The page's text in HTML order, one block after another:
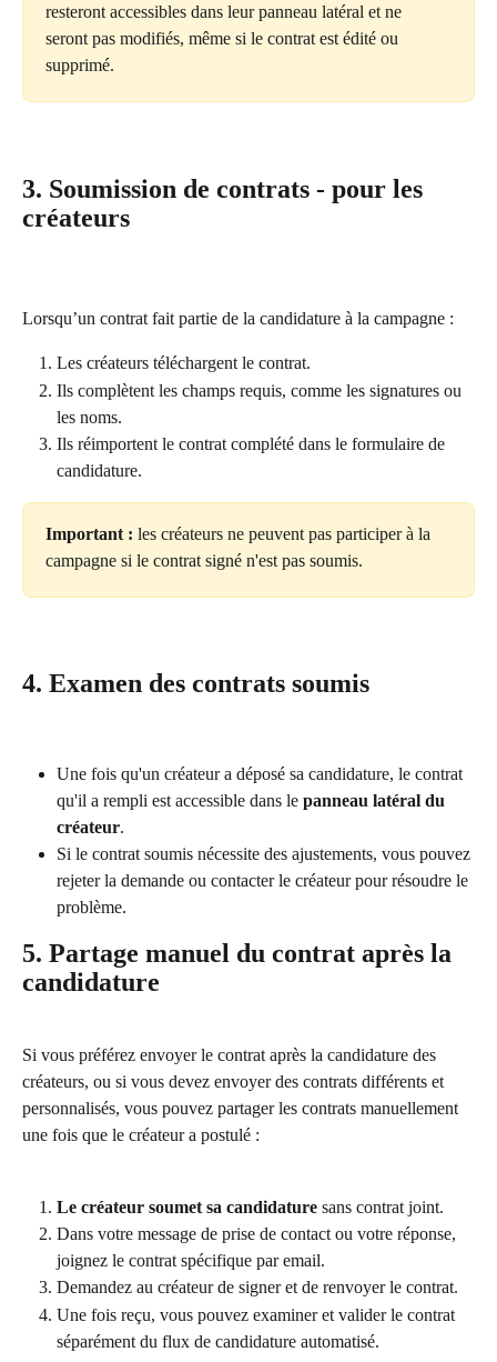
resteront accessibles dans leur panneau latéral et ne
seront pas modifiés, même si le contrat est édité ou
supprimé.
3. Soumission de contrats - pour les
créateurs
Lorsqu’un contrat fait partie de la candidature à la campagne :
Les créateurs téléchargent le contrat.
Ils complètent les champs requis, comme les signatures ou
les noms.
Ils réimportent le contrat complété dans le formulaire de
candidature.
Important : les créateurs ne peuvent pas participer à la
campagne si le contrat signé n'est pas soumis.
4. Examen des contrats soumis
Une fois qu'un créateur a déposé sa candidature, le contrat
qu'il a rempli est accessible dans le panneau latéral du
créateur.
Si le contrat soumis nécessite des ajustements, vous pouvez
rejeter la demande ou contacter le créateur pour résoudre le
problème.
5. Partage manuel du contrat après la
candidature
Si vous préférez envoyer le contrat après la candidature des
créateurs, ou si vous devez envoyer des contrats différents et
personnalisés, vous pouvez partager les contrats manuellement
une fois que le créateur a postulé :
Le créateur soumet sa candidature sans contrat joint.
Dans votre message de prise de contact ou votre réponse,
joignez le contrat spécifique par email.
Demandez au créateur de signer et de renvoyer le contrat.
Une fois reçu, vous pouvez examiner et valider le contrat
séparément du flux de candidature automatisé.